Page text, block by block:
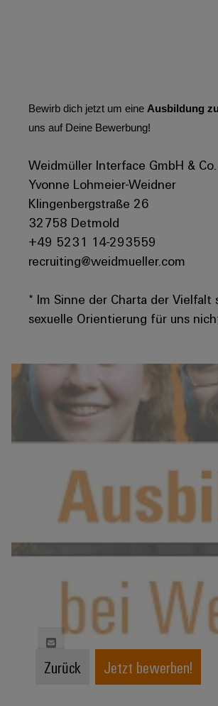
Bewirb dich jetzt um eine Ausbildung
uns auf Deine Bewerbung!
Weidmüller Interface GmbH & Co.
Yvonne Lohmeier-Weidner
Klingenbergstraße 26
32758 Detmold
+49 5231 14-293559
recruiting@weidmueller.com
* Im Sinne der Charta der
sexuelle Orientierung für uns
Zurück Jetzt bewerben!